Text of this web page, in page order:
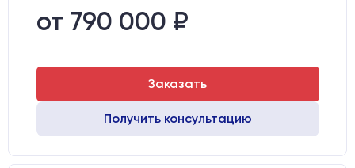
Направляющие оси Y:
Направляющие оси Х:
от 790 000 ₽
Заказать
Получить консультацию